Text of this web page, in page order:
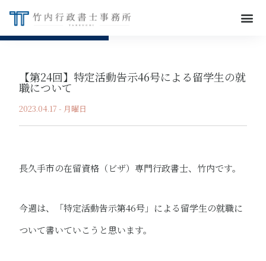
【第24回】特定活動告示46号による留学生の就
職について
2023.04.17 - 月曜日
長久手市の在留資格（ビザ）専門行政書士、竹内です。
今週は、「特定活動告示第46号」による留学生の就職に
ついて書いていこうと思います。